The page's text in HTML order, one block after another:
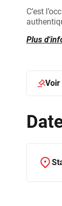
C’est
Plus
Voir